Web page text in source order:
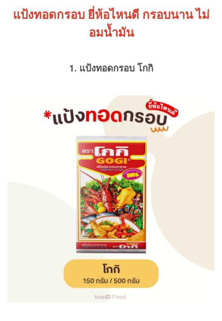
แป้งทอดกรอบ ยี่ห้อไหนดี กรอบนาน ไม่
อมน้ำมัน
1. แป้งทอดกรอบ โกกิ